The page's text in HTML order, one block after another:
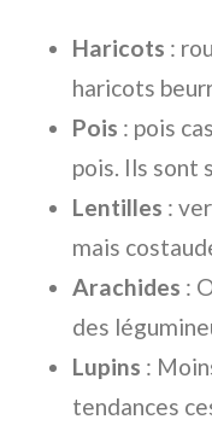
Haricots :
haricots
Pois : pois
pois. Ils sont
Lentilles :
mais
Arachides :
des
Lupins :
tendances